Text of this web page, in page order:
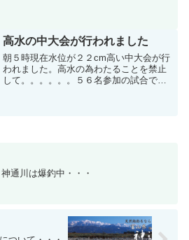
の人、また０尾の人など色々...
高水の中大会が行われました
朝５時現在水位が２２cm高い中大会が行
われました。高水の為わたることを禁止
して。。。。。。５６名参加の試合で
神通川は爆釣中・・・